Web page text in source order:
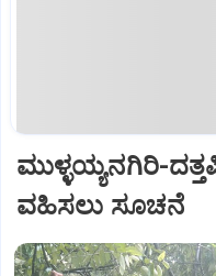
ಮುಳ್ಳಯ್ಯನಗಿರಿ-
ವಹಿಸಲು ಸೂಚನೆ